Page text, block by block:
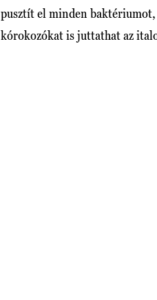
pusztít el minden
kórokozókat is juttathat az